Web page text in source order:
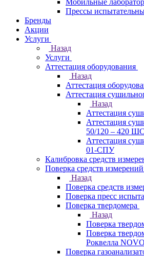
Мобильные
Прессы
Бренды
Акции
Услуги
Назад
Услуги
Аттестация оборудования
Назад
Аттестация
Аттестация
Назад
Аттестация
Аттестация
50/120 – 420 ШС
Аттестация
01-СПУ
Калибровка средств
Поверка средств измерений
Назад
Поверка средств
Поверка пресс
Поверка твердомера
Назад
Поверка
Поверка
Роквелла
Поверка